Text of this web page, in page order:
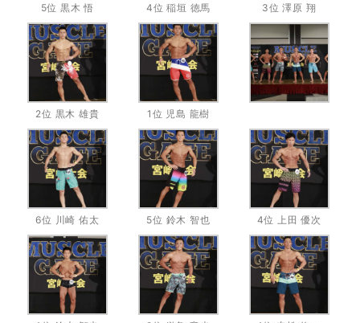
5位 黒木 悟 4位 稲垣 徳馬 3位 澤原 翔
2位 黒木 雄貴 1位 児島 龍樹
6位 川崎 佑太 5位 鈴木 智也 4位 上田 優次